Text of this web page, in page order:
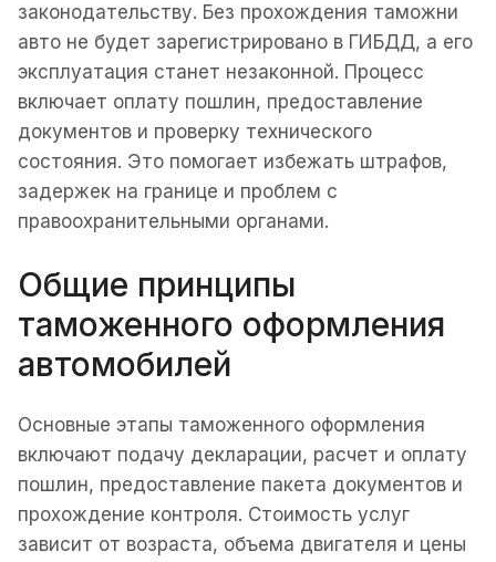
законодательству. Без прохождения таможни
авто не будет зарегистрировано в ГИБДД, а его
эксплуатация станет незаконной. Процесс
включает оплату пошлин, предоставление
документов и проверку технического
состояния. Это помогает избежать штрафов,
задержек на границе и проблем с
правоохранительными органами.
Общие принципы
таможенного оформления
автомобилей
Основные этапы таможенного оформления
включают подачу декларации, расчет и оплату
пошлин, предоставление пакета документов и
прохождение контроля. Стоимость услуг
зависит от возраста, объема двигателя и цены